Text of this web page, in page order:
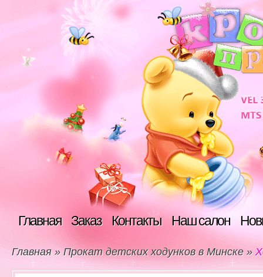
Главная Заказ Контакты Наш салон
Главная » Прокат детских ходунков в Минске »